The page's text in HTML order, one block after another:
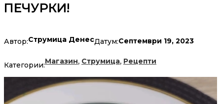
ПЕЧУРКИ!
Автор:Струмица ДенесДатум:Септември 19, 2023
Категории:Магазин, Струмица, Рецепти